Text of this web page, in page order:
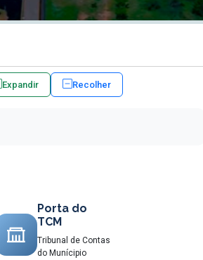
Expandir Recolher
Porta do
TCM
Tribunal de Contas
do Munícipio